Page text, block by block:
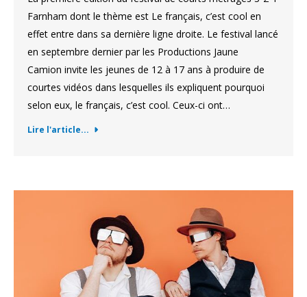
Farnham dont le thème est Le français, c’est cool en
effet entre dans sa dernière ligne droite. Le festival lancé
en septembre dernier par les Productions Jaune
Camion invite les jeunes de 12 à 17 ans à produire de
courtes vidéos dans lesquelles ils expliquent pourquoi
selon eux, le français, c’est cool. Ceux-ci ont…
Lire l'article...